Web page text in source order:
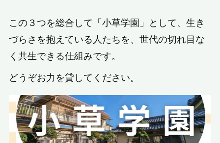
この３つを総合して「小草学園」として、生き
づらさを抱えている人たちを、世代の切れ目な
く共生できる仕組みです。
どうぞお力を貸してください。